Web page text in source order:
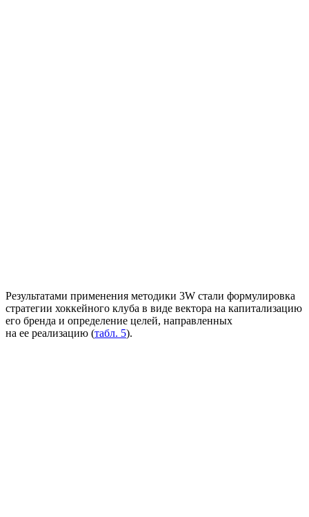
Результатами применения методики 3W стали формулировка
стратегии хоккейного клуба в виде вектора на капитализацию
его бренда и определение целей, направленных
на ее реализацию (табл. 5).